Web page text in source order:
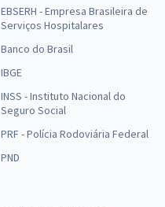
EBSERH - Empresa Brasileira de
Serviços Hospitalares
Banco do Brasil
IBGE
INSS - Instituto Nacional do
Seguro Social
PRF - Polícia Rodoviária Federal
PND